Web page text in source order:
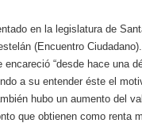
en la legislatura de
(Encuentro
“desde hace una
a su entender éste el
hubo un aumento del
que obtienen como renta